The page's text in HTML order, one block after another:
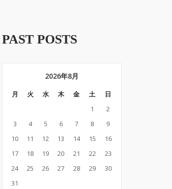
PAST POSTS
2026年8月
月 火 水 木 金 土
日
1
2
3
4 5 6 7 8
9
10
11 12 13 14 15
16
17
18 19 20 21 22
23
24
25 26 27 28 29
30
31